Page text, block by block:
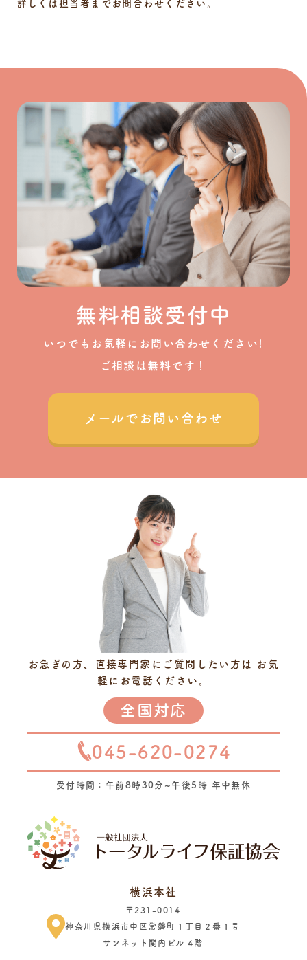
詳しくは担当者までお問合わせください。
無料相談受付中
いつでもお気軽にお問い合わせください!
ご相談は無料です！
メールでお問い合わせ
お急ぎの方、直接専門家にご質問したい方は
お気
軽にお電話ください。
全国対応
045-620-0274
受付時間：午前8時30分~午後5時 年中無休
横浜本社
〒231-0014
神奈川県横浜市中区常磐町１丁目２番１号
サンネット関内ビル 4階